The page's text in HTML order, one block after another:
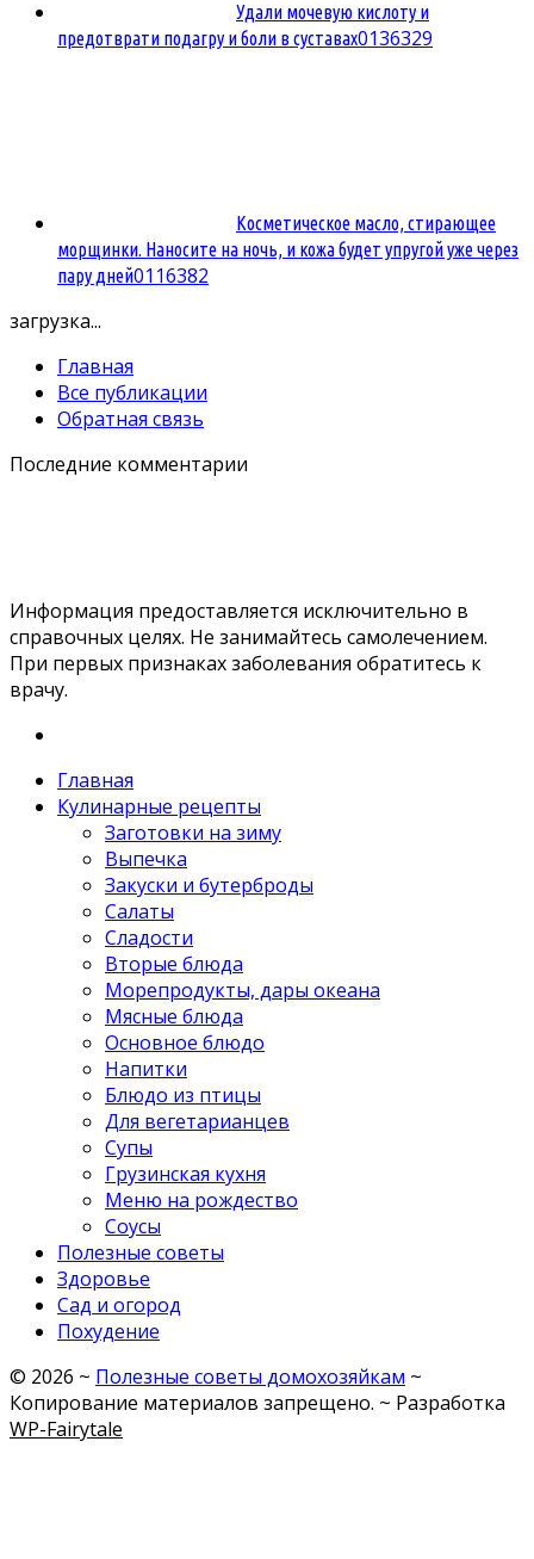
Удали мочевую кислоту и
предотврати подагру и боли в суставах0136329
Косметическое масло, стирающее
морщинки. Наносите на ночь, и кожа будет упругой уже через
пару дней0116382
загрузка...
Главная
Все публикации
Обратная связь
Последние комментарии
Информация предоставляется исключительно в
справочных целях. Не занимайтесь самолечением.
При первых признаках заболевания обратитесь к
врачу.
Главная
Кулинарные рецепты
Заготовки на зиму
Выпечка
Закуски и бутерброды
Салаты
Сладости
Вторые блюда
Морепродукты, дары океана
Мясные блюда
Основное блюдо
Напитки
Блюдо из птицы
Для вегетарианцев
Супы
Грузинская кухня
Меню на рождество
Соусы
Полезные советы
Здоровье
Сад и огород
Похудение
© 2026 ~ Полезные советы домохозяйкам ~
Копирование материалов запрещено. ~ Разработка
WP-Fairytale